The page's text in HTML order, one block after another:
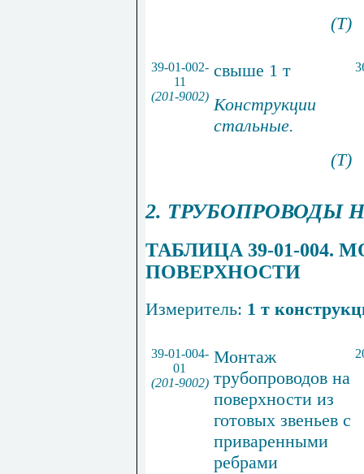
(Т)
39-01-002-
11
(201-9002)
свыше 1 т
Конструкции
стальные.
(Т)
2. ТРУБОПРОВОДЫ
ТАБЛИЦА 39-01-
ПОВЕРХНОСТИ
Измеритель: 1 т
39-01-004-
01
(201-9002)
Монтаж
трубопроводов на
поверхности из
готовых звеньев с
приваренными
ребрами